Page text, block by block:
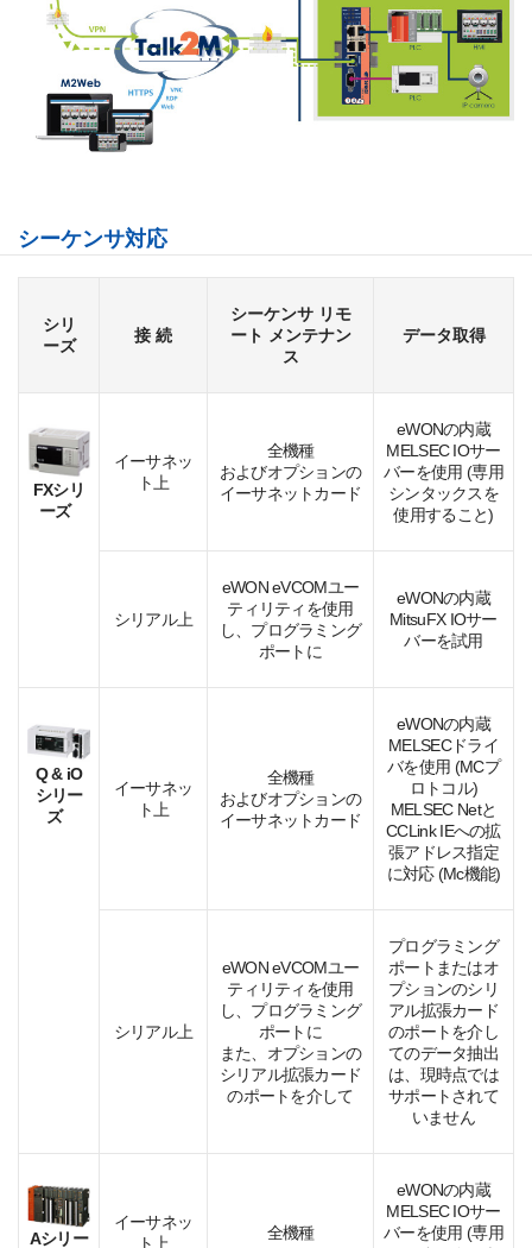
シーケンサ対応
シリ
ーズ
接 続
シーケンサ リモ
ート メンテナン
ス
データ取得
FXシリ
ーズ
イーサネッ
ト上
全機種
およびオプションの
イーサネットカード
eWONの内蔵
MELSEC IOサー
バーを使用 (専用
シンタックスを
使用すること)
シリアル上
eWON eVCOMユー
ティリティを使用
し、プログラミング
ポートに
eWONの内蔵
MitsuFX IOサー
バーを試用
Q & iO
シリー
ズ
イーサネッ
ト上
全機種
およびオプションの
イーサネットカード
eWONの内蔵
MELSECドライ
バを使用 (MCプ
ロトコル)
MELSEC Netと
CCLink IEへの拡
張アドレス指定
に対応 (Mc機能)
シリアル上
eWON eVCOMユー
ティリティを使用
し、プログラミング
ポートに
また、オプションの
シリアル拡張カード
のポートを介して
プログラミング
ポートまたはオ
プションのシリ
アル拡張カード
のポートを介し
てのデータ抽出
は、現時点では
サポートされて
いません
Aシリー
イーサネッ
ト上
全機種
eWONの内蔵
MELSEC IOサー
バーを使用 (専用